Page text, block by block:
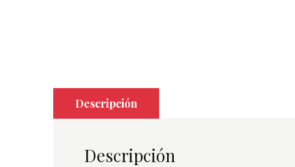
Descripción
Descripción